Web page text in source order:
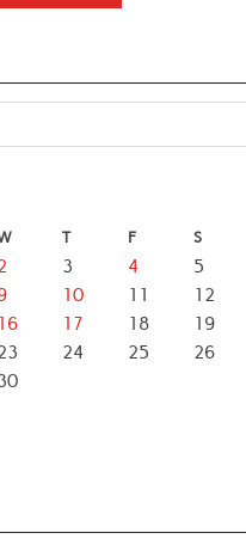
T F S
3 4 5
10 11 12
16 17 18 19
24 25 26